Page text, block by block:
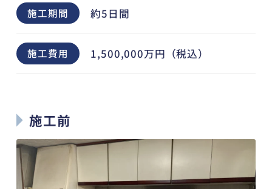
施工期間 約5日間
施工費用 1,500,000万円（税込）
施工前